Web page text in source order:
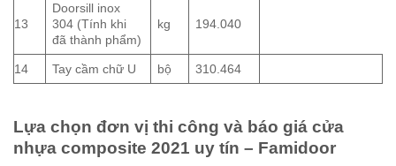
13
Doorsill inox
304 (Tính khi
đã thành phẩm)
kg 194.040
14 Tay cầm chữ U bộ 310.464
Lựa chọn đơn vị thi công và báo giá cửa
nhựa composite 2021 uy tín – Famidoor